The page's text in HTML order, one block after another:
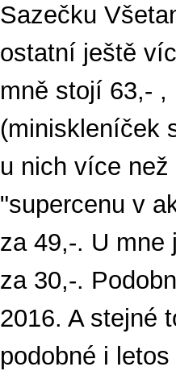
Sazečku
ostatní ještě
mně stojí 63,- ,
(miniskleníček
u nich více
"supercenu v
za 49,-. U mne
za 30,-.
2016. A stejné
podobné i